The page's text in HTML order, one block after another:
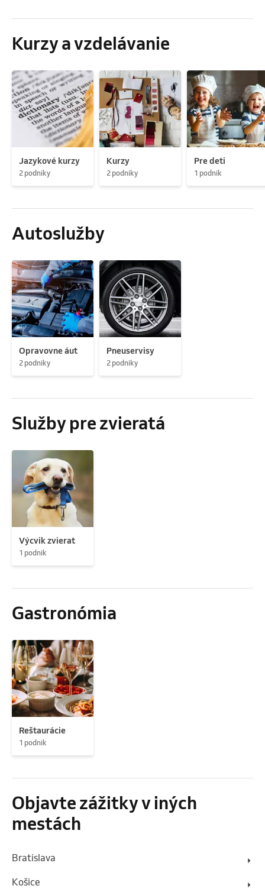
Kurzy a vzdelávanie
Jazykové kurzy
2 podniky
Kurzy
2 podniky
Pre deti
1 podnik
Autoslužby
Opravovne áut
2 podniky
Pneuservisy
2 podniky
Služby pre zvieratá
Výcvik zvierat
1 podnik
Gastronómia
Reštaurácie
1 podnik
Objavte zážitky v iných
mestách
Bratislava
Košice